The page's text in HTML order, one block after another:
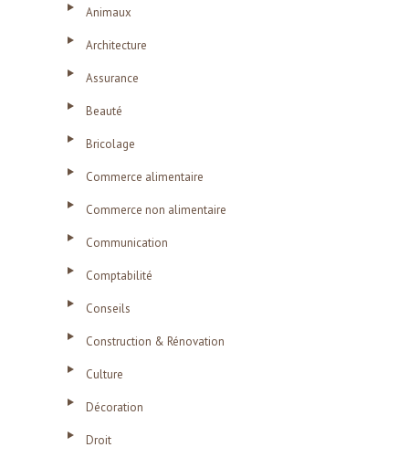
Animaux
Architecture
Assurance
Beauté
Bricolage
Commerce alimentaire
Commerce non alimentaire
Communication
Comptabilité
Conseils
Construction & Rénovation
Culture
Décoration
Droit